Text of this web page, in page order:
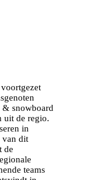
& snowboard
uit de regio.
in
van dit
de
teams